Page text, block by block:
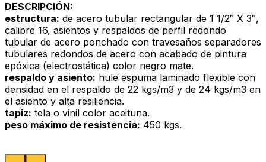
DESCRIPCIÓN:
estructura: de acero tubular rectangular de 1 1/2″ X 3″,
calibre 16, asientos y respaldos de perfil redondo
tubular de acero ponchado con travesaños separadores
tubulares redondos de acero con acabado de pintura
epóxica (electrostática) color negro mate.
respaldo y asiento: hule espuma laminado flexible con
densidad en el respaldo de 22 kgs/m3 y de 24 kgs/m3 en
el asiento y alta resiliencia.
tapiz: tela o vinil color aceituna.
peso máximo de resistencia: 450 kgs.